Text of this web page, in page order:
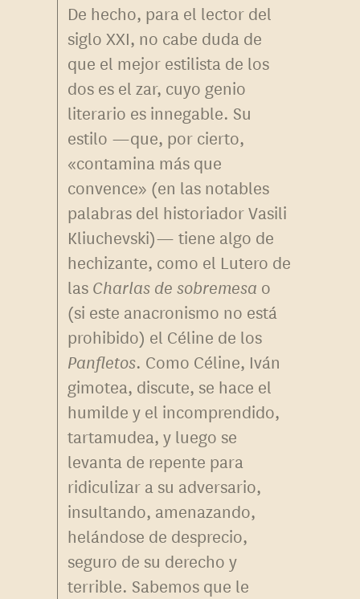
De hecho, para el lector del
siglo XXI, no cabe duda de
que el mejor estilista de los
dos es el zar, cuyo genio
literario es innegable. Su
estilo —que, por cierto,
«contamina más que
convence» (en las notables
palabras del historiador Vasili
Kliuchevski)— tiene algo de
hechizante, como el Lutero de
las Charlas de sobremesa o
(si este anacronismo no está
prohibido) el Céline de los
Panfletos. Como Céline, Iván
gimotea, discute, se hace el
humilde y el incomprendido,
tartamudea, y luego se
levanta de repente para
ridiculizar a su adversario,
insultando, amenazando,
helándose de desprecio,
seguro de su derecho y
terrible. Sabemos que le